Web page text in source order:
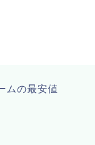
ムの最安値